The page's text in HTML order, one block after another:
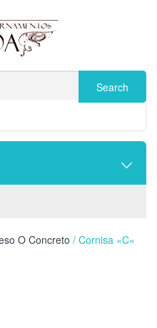
O Concreto / Cornisa «C»